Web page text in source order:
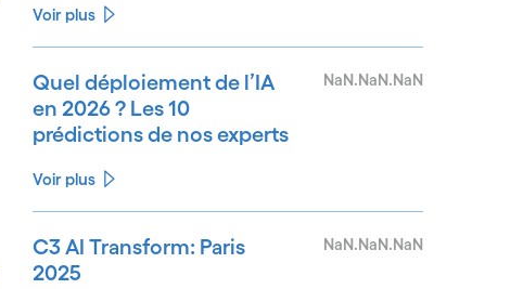
Voir plus
Quel déploiement de l’IA
en 2026 ? Les 10
prédictions de nos experts
NaN.NaN.NaN
Voir plus
C3 AI Transform: Paris
2025
NaN.NaN.NaN